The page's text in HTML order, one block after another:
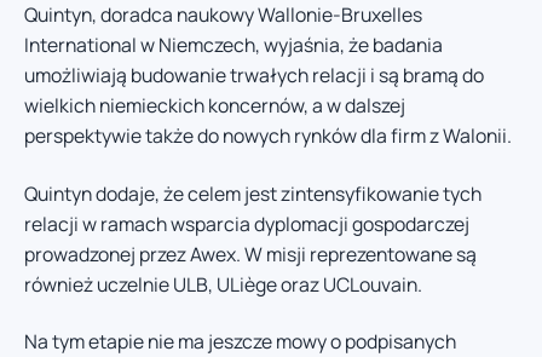
Quintyn, doradca naukowy Wallonie-Bruxelles
International w Niemczech, wyjaśnia, że badania
umożliwiają budowanie trwałych relacji i są bramą do
wielkich niemieckich koncernów, a w dalszej
perspektywie także do nowych rynków dla firm z Walonii.
Quintyn dodaje, że celem jest zintensyfikowanie tych
relacji w ramach wsparcia dyplomacji gospodarczej
prowadzonej przez Awex. W misji reprezentowane są
również uczelnie ULB, ULiège oraz UCLouvain.
Na tym etapie nie ma jeszcze mowy o podpisanych